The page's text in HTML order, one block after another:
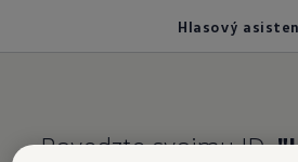
Hlasový
Povedzte svojmu ID.